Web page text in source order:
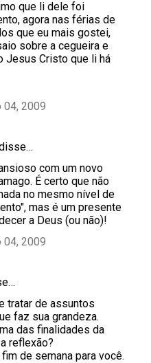
que li dele foi
agora nas férias de
que eu mais gostei,
sobre a cegueira e
Jesus Cristo que li há
04, 2009
com um novo
É certo que não
no mesmo nível de
mas é um presente
a Deus (ou não)!
04, 2009
tratar de assuntos
faz sua grandeza.
das finalidades da
reflexão?
de semana para você.